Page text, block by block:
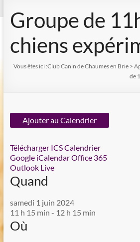
Groupe de
chiens
Vous êtes ici :Club Canin de Chaumes en Brie >
de
Ajouter au Calendrier
Télécharger ICSCalendrier
Google iCalendarOffice 365
Outlook Live
Quand
samedi 1 juin 2024
11 h 15 min - 12 h 15 min
Où